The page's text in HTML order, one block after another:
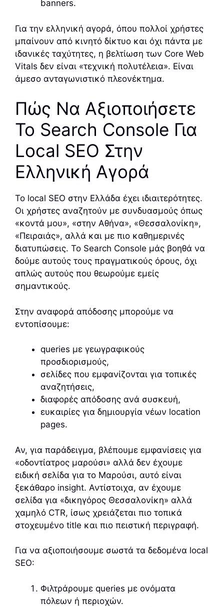
banners.
Για την ελληνική αγορά, όπου πολλοί χρήστες
μπαίνουν από κινητό δίκτυο και όχι πάντα με
ιδανικές ταχύτητες, η βελτίωση των Core Web
Vitals δεν είναι «τεχνική πολυτέλεια». Είναι
άμεσο ανταγωνιστικό πλεονέκτημα.
Πώς Να Αξιοποιήσετε
Το Search Console Για
Local SEO Στην
Ελληνική Αγορά
Το local SEO στην Ελλάδα έχει ιδιαιτερότητες.
Οι χρήστες αναζητούν με συνδυασμούς όπως
«κοντά μου», «στην Αθήνα», «Θεσσαλονίκη»,
«Πειραιάς», αλλά και με πιο καθημερινές
διατυπώσεις. Το Search Console μάς βοηθά να
δούμε αυτούς τους πραγματικούς όρους, όχι
απλώς αυτούς που θεωρούμε εμείς
σημαντικούς.
Στην αναφορά απόδοσης μπορούμε να
εντοπίσουμε:
queries με γεωγραφικούς
προσδιορισμούς,
σελίδες που εμφανίζονται για τοπικές
αναζητήσεις,
διαφορές απόδοσης ανά συσκευή,
ευκαιρίες για δημιουργία νέων location
pages.
Αν, για παράδειγμα, βλέπουμε εμφανίσεις για
«οδοντίατρος μαρούσι» αλλά δεν έχουμε
ειδική σελίδα για το Μαρούσι, αυτό είναι
ξεκάθαρο insight. Αντίστοιχα, αν έχουμε
σελίδα για «δικηγόρος Θεσσαλονίκη» αλλά
χαμηλό CTR, ίσως χρειάζεται πιο τοπικά
στοχευμένο title και πιο πειστική περιγραφή.
Για να αξιοποιήσουμε σωστά τα δεδομένα local
SEO:
Φιλτράρουμε queries με ονόματα
πόλεων ή περιοχών.